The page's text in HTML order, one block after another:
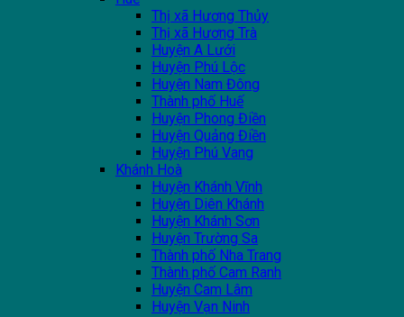
Thị xã Hương Thủy
Thị xã Hương Trà
Huyện A Lưới
Huyện Phú Lộc
Huyện Nam Đông
Thành phố Huế
Huyện Phong Điền
Huyện Quảng Điền
Huyện Phú Vang
Khánh Hoà
Huyện Khánh Vĩnh
Huyện Diên Khánh
Huyện Khánh Sơn
Huyện Trường Sa
Thành phố Nha Trang
Thành phố Cam Ranh
Huyện Cam Lâm
Huyện Vạn Ninh